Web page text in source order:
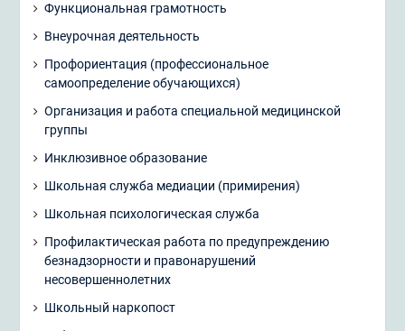
Функциональная грамотность
Внеурочная деятельность
Профориентация (профессиональное
самоопределение обучающихся)
Организация и работа специальной медицинской
группы
Инклюзивное образование
Школьная служба медиации (примирения)
Школьная психологическая служба
Профилактическая работа по предупреждению
безнадзорности и правонарушений
несовершеннолетних
Школьный наркопост